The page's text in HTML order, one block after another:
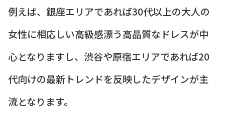
例えば、銀座エリアであれば30代以上の大人の
女性に相応しい高級感漂う高品質なドレスが中
心となりますし、渋谷や原宿エリアであれば20
代向けの最新トレンドを反映したデザインが主
流となります。